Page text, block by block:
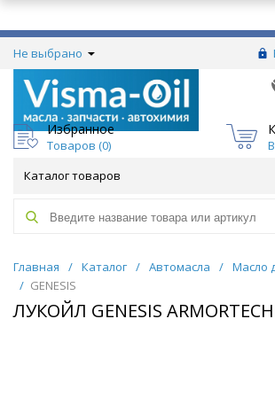
Не выбрано
Избранное
Товаров (0)
Каталог товаров
Главная / Каталог / Автомасла / Масло
/ GENESIS
ЛУКОЙЛ GENESIS